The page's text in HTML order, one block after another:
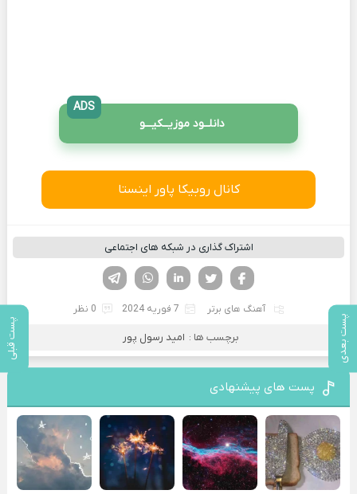
پست بعدی پست قبلی
دانلــود موزیــکیـــو
ADS
کانال روبیکا پاور اینستا
اشتراک گذاری در شبکه های اجتماعی
لینکدین تویتر
فیسوک
آهنگ های برتر 7 فوریه 2024 0 نظر
برچسب ها : امید رسول پور
پست های پیشنهادی